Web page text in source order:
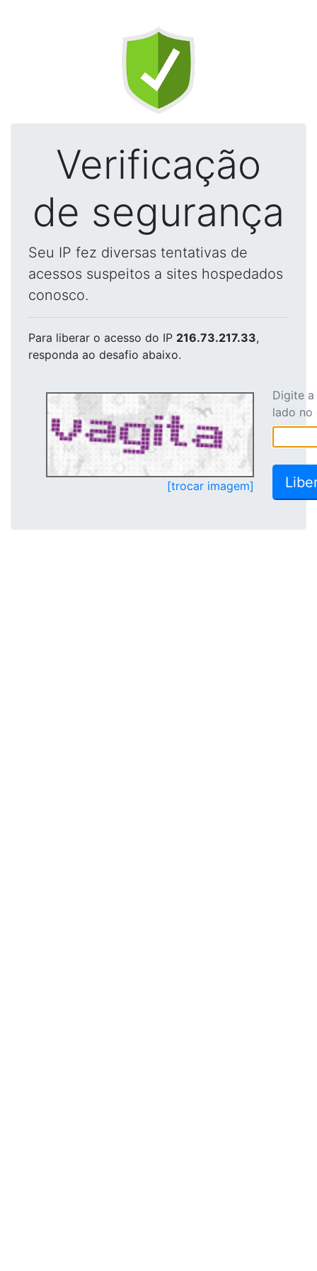
Verificação
de segurança
Seu IP fez diversas tentativas de
acessos suspeitos a sites hospedados
conosco.
Para liberar o acesso do IP 216.73.217.33,
responda ao desafio abaixo.
[trocar imagem]
Digite
lado no